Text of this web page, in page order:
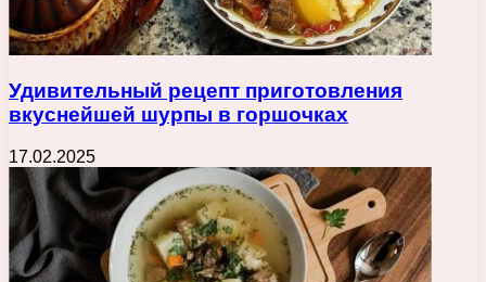
Удивительный рецепт приготовления
вкуснейшей шурпы в горшочках
17.02.2025